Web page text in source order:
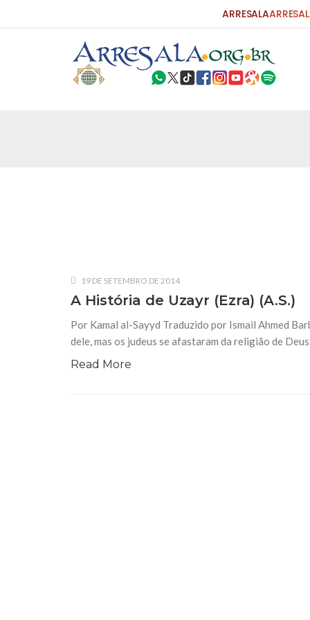
ARRESALA
ter entrado numa guerra cultural e religiosa de
Falecimento do Imam Ali Ibn Al-
Em nome de Deus, o Clemente, o
Hussein Ibn Ali Ibn Abi Táleb (A.S.), conhecido
19 DE SETEMBRO DE 2014
A História de Uzayr (Ezra) (A.S.)
Por Kamal al-Sayyd Traduzido por Ismail Ahmed
dele, mas os judeus se afastaram da religião de
Read More